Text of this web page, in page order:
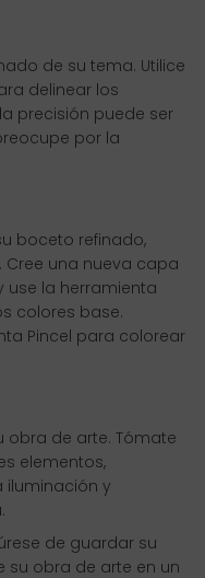
de su tema. Utilice
delinear los
precisión puede ser
por la
boceto refinado,
una nueva capa
la herramienta
colores base.
Pincel para colorear
obra de arte. Tómate
elementos,
iluminación y
de guardar su
su obra de arte en un